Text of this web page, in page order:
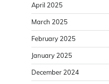
April 2025
March 2025
February 2025
January 2025
December 2024